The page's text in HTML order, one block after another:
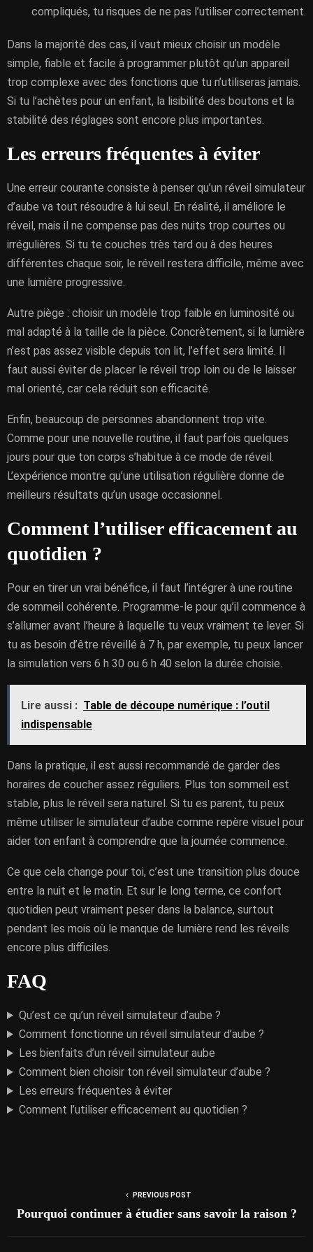
compliqués, tu risques de ne pas l’utiliser correctement.
Dans la majorité des cas, il vaut mieux choisir un modèle
simple, fiable et facile à programmer plutôt qu’un appareil
trop complexe avec des fonctions que tu n’utiliseras jamais.
Si tu l’achètes pour un enfant, la lisibilité des boutons et la
stabilité des réglages sont encore plus importantes.
Les erreurs fréquentes à éviter
Une erreur courante consiste à penser qu’un réveil simulateur
d’aube va tout résoudre à lui seul. En réalité, il améliore le
réveil, mais il ne compense pas des nuits trop courtes ou
irrégulières. Si tu te couches très tard ou à des heures
différentes chaque soir, le réveil restera difficile, même avec
une lumière progressive.
Autre piège : choisir un modèle trop faible en luminosité ou
mal adapté à la taille de la pièce. Concrètement, si la lumière
n’est pas assez visible depuis ton lit, l’effet sera limité. Il
faut aussi éviter de placer le réveil trop loin ou de le laisser
mal orienté, car cela réduit son efficacité.
Enfin, beaucoup de personnes abandonnent trop vite.
Comme pour une nouvelle routine, il faut parfois quelques
jours pour que ton corps s’habitue à ce mode de réveil.
L’expérience montre qu’une utilisation régulière donne de
meilleurs résultats qu’un usage occasionnel.
Comment l’utiliser efficacement au
quotidien ?
Pour en tirer un vrai bénéfice, il faut l’intégrer à une routine
de sommeil cohérente. Programme-le pour qu’il commence à
s’allumer avant l’heure à laquelle tu veux vraiment te lever. Si
tu as besoin d’être réveillé à 7 h, par exemple, tu peux lancer
la simulation vers 6 h 30 ou 6 h 40 selon la durée choisie.
Lire aussi : Table de découpe numérique : l’outil
indispensable
Dans la pratique, il est aussi recommandé de garder des
horaires de coucher assez réguliers. Plus ton sommeil est
stable, plus le réveil sera naturel. Si tu es parent, tu peux
même utiliser le simulateur d’aube comme repère visuel pour
aider ton enfant à comprendre que la journée commence.
Ce que cela change pour toi, c’est une transition plus douce
entre la nuit et le matin. Et sur le long terme, ce confort
quotidien peut vraiment peser dans la balance, surtout
pendant les mois où le manque de lumière rend les réveils
encore plus difficiles.
FAQ
Qu’est ce qu’un réveil simulateur d’aube ?
Comment fonctionne un réveil simulateur d’aube ?
Les bienfaits d’un réveil simulateur aube
Comment bien choisir ton réveil simulateur d’aube ?
Les erreurs fréquentes à éviter
Comment l’utiliser efficacement au quotidien ?
PREVIOUS POST
Pourquoi continuer à étudier sans savoir la raison ?